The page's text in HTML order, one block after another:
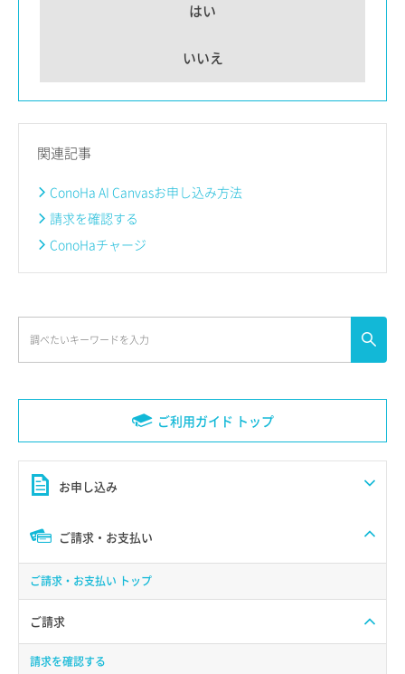
ご利用ガイド トップ
お申し込み
ご請求・お支払い
ご請求・お支払い トップ
ご請求
請求を確認する
はい
いいえ
関連記事
ConoHa AI Canvasお申し込み方法
請求を確認する
ConoHaチャージ